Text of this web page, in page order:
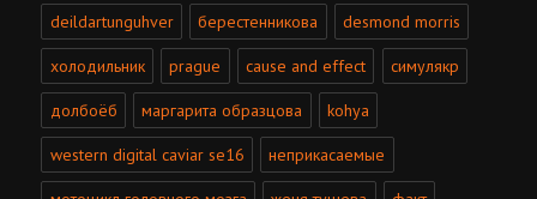
deildartunguhver берестенникова desmond morris
холодильник prague cause and effect симулякр
долбоёб маргарита образцова kohya
western digital caviar se16 неприкасаемые